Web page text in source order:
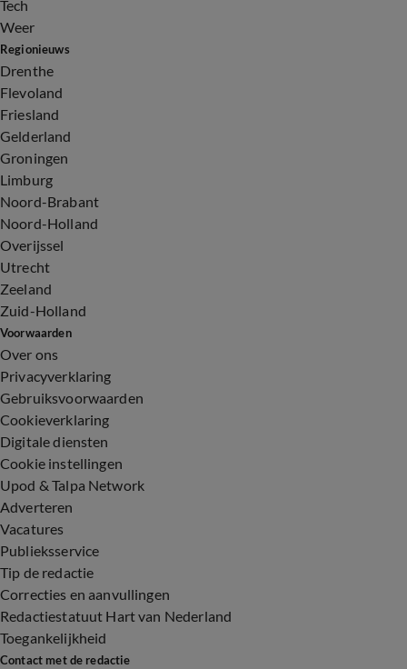
Tech
Weer
Regionieuws
Drenthe
Flevoland
Friesland
Gelderland
Groningen
Limburg
Noord-Brabant
Noord-Holland
Overijssel
Utrecht
Zeeland
Zuid-Holland
Voorwaarden
Over ons
Privacyverklaring
Gebruiksvoorwaarden
Cookieverklaring
Digitale diensten
Cookie instellingen
Upod & Talpa Network
Adverteren
Vacatures
Publieksservice
Tip de redactie
Correcties en aanvullingen
Redactiestatuut Hart van Nederland
Toegankelijkheid
Contact met de redactie